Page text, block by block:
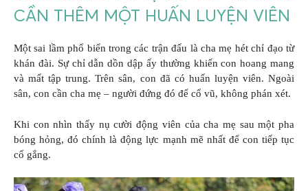
CẦN THÊM MỘT HUẤN LUYỆN VIÊN
Một sai lầm phổ biến trong các trận đấu là cha mẹ hét chỉ đạo từ
khán đài. Sự chỉ dẫn dồn dập ấy thường khiến con hoang mang
và mất tập trung. Trên sân, con đã có huấn luyện viên. Ngoài
sân, con cần cha mẹ – người đứng đó để cổ vũ, không phán xét.
Khi con nhìn thấy nụ cười động viên của cha mẹ sau một pha
bóng hỏng, đó chính là động lực mạnh mẽ nhất để con tiếp tục
cố gắng.